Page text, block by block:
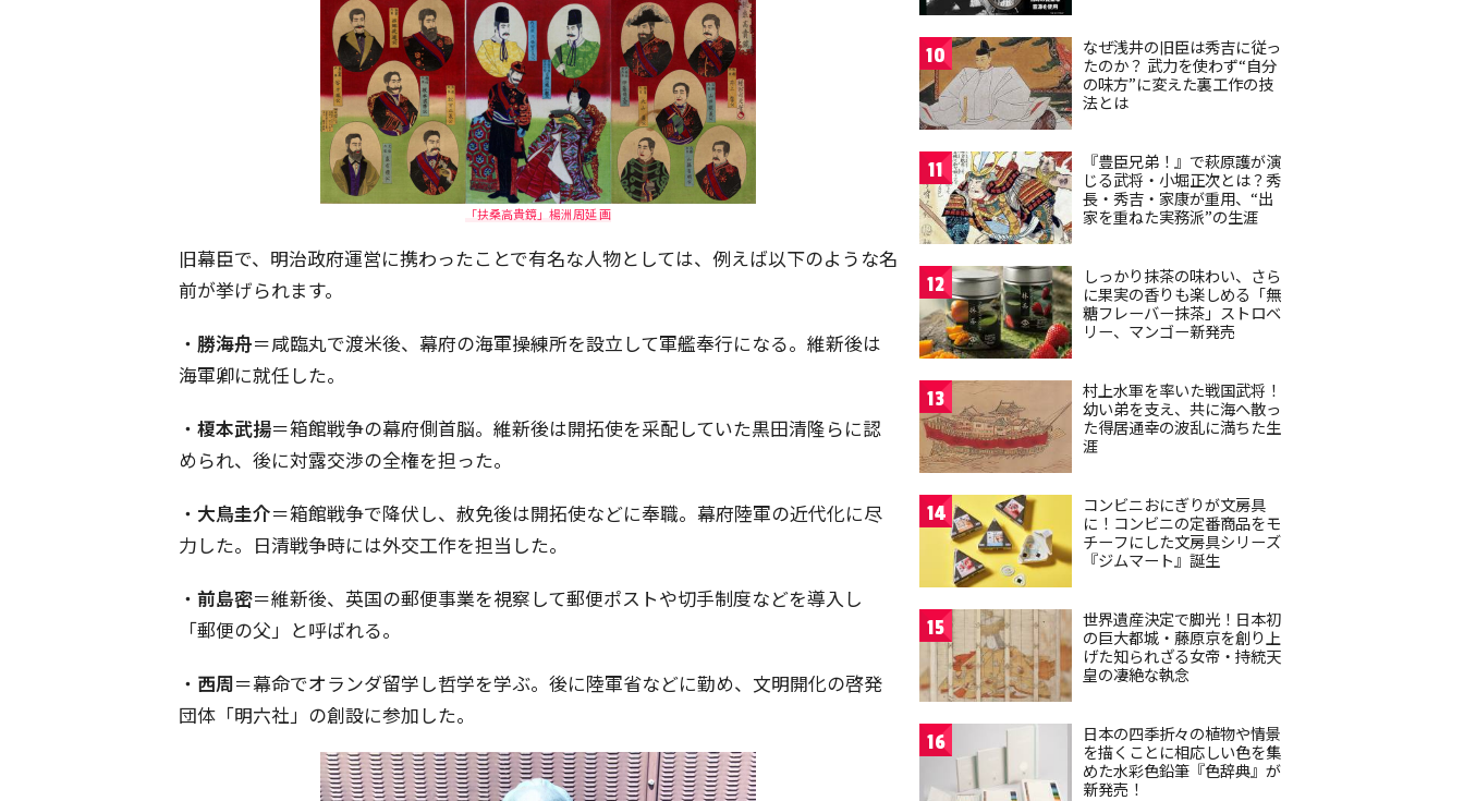
「扶桑高貴鏡」楊洲周延 画
旧幕臣で、明治政府運営に携わったことで有名な人物としては、例えば以下のような名
前が挙げられます。
・ 勝海舟＝咸臨丸で渡米後、幕府の海軍操練所を設立して軍艦奉行になる。維新後は
海軍卿に就任した。
・ 榎本武揚＝箱館戦争の幕府側首脳。維新後は開拓使を采配していた黒田清隆らに認
められ、後に対露交渉の全権を担った。
・ 大鳥圭介＝箱館戦争で降伏し、赦免後は開拓使などに奉職。幕府陸軍の近代化に尽
力した。日清戦争時には外交工作を担当した。
・ 前島密＝維新後、英国の郵便事業を視察して郵便ポストや切手制度などを導入し
「郵便の父」と呼ばれる。
・ 西周＝幕命でオランダ留学し哲学を学ぶ。後に陸軍省などに勤め、文明開化の啓発
団体「明六社」の創設に参加した。
10
なぜ浅井の旧臣は秀吉に従っ
たのか？ 武力を使わず“自分
の味方”に変えた裏工作の技
法とは
11
『豊臣兄弟！』で萩原護が演
じる武将・小堀正次とは？秀
長・秀吉・家康が重用、“出
家を重ねた実務派”の生涯
12
しっかり抹茶の味わい、さら
に果実の香りも楽しめる「無
糖フレーバー抹茶」ストロベ
リー、マンゴー新発売
13
村上水軍を率いた戦国武将！
幼い弟を支え、共に海へ散っ
た得居通幸の波乱に満ちた生
涯
14
コンビニおにぎりが文房具
に！コンビニの定番商品をモ
チーフにした文房具シリーズ
『ジムマート』誕生
15
世界遺産決定で脚光！日本初
の巨大都城・藤原京を創り上
げた知られざる女帝・持統天
皇の凄絶な執念
16
日本の四季折々の植物や情景
を描くことに相応しい色を集
めた水彩色鉛筆『色辞典』が
新発売！